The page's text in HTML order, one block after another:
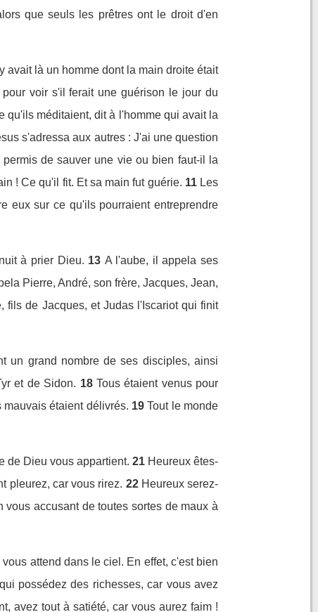
que seuls les prêtres ont le droit d'en
avait là un homme dont la main droite était
voir s'il ferait une guérison le jour du
qu'ils méditaient, dit à l'homme qui avait la
s'adressa aux autres : J'ai une question
de sauver une vie ou bien faut-il la
! Ce qu'il fit. Et sa main fut guérie. 11 Les
eux sur ce qu'ils pourraient entreprendre
à prier Dieu. 13 A l'aube, il appela ses
Pierre, André, son frère, Jacques, Jean,
fils de Jacques, et Judas l'Iscariot qui finit
un grand nombre de ses disciples, ainsi
et de Sidon. 18 Tous étaient venus pour
mauvais étaient délivrés. 19 Tout le monde
de Dieu vous appartient. 21 Heureux êtes-
pleurez, car vous rirez. 22 Heureux serez-
accusant de toutes sortes de maux à
attend dans le ciel. En effet, c'est bien
possédez des richesses, car vous avez
avez tout à satiété, car vous aurez faim !